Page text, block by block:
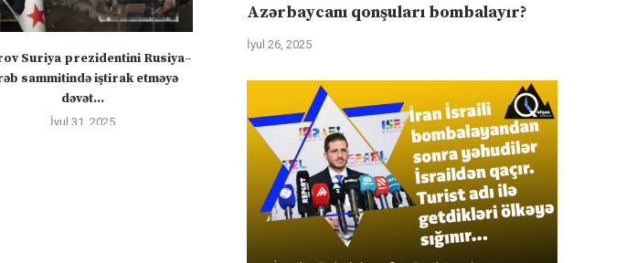
Suriya prezidentini Rusiya–
sammitində iştirak etməyə
dəvət...
İyul 31, 2025
təhlükəsizlik zəmanətləri”: İran
ABŞ-la...
İyul 31, 2025
əməliyyatı zəiflədikcə
Qəzzadan qoşunlarını...
İyul 31, 2025
Azərbaycanı qonşuları bombalayır?
İyul 26, 2025